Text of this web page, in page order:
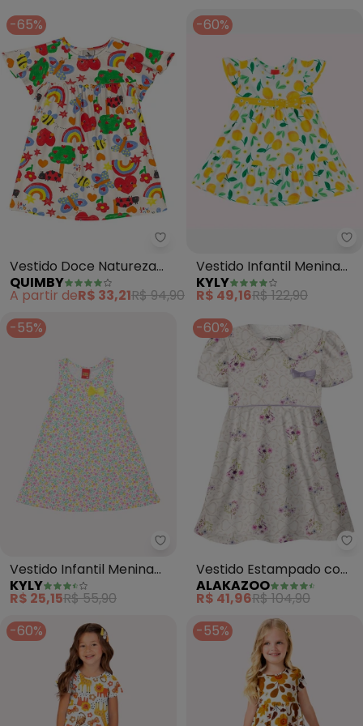
-65%
Quimby - Vestido Doce
Vestido Doce Natureza
Cotton (Branco)
QUIMBY
A partir deR$ 33,21R$ 94,90
-60%
Vestido Infantil Menina
Limões (Branco)
KYLY
R$ 49,16R$ 122,90
-55%
Kyly - Vestido Infantil Menina
Vestido Infantil Menina
Flores (Branco)
KYLY
R$ 25,15R$ 55,90
-60%
Vestido Estampado com
Gola Boneca e (Branco)
ALAKAZOO
R$ 41,96R$ 104,90
-60%
-55%